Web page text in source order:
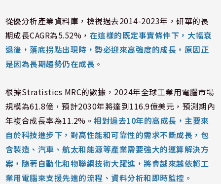
從優分析產業資料庫，檢視過去2014-2023年，研華的長
期成長CAGR為5.52%， 在這樣的既定事實條件下，大幅衰
退後，落底拐點出現時，勢必迎來高強度的成長，原因正
是因為長期趨勢仍在成長。
根據Stratistics MRC的數據，2024年全球工業用電腦市場
規模為61.8億，預計2030年將達到116.9億美元，預測期內
年複合成長率為11.2%。相對過去10年的高成長，主要來
自於科技進步下，對高性能和可靠性的需求不斷成長，包
含製造、汽車、航太和能源等產業需要強大的運算解決方
案，隨著自動化和物聯網技術大躍進，將會越來越依賴工
業用電腦來支援先進的流程、資料分析和即時監控。